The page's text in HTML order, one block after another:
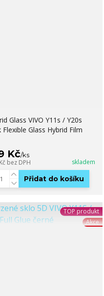
Glass VIVO Y11s / Y20s
Flexible Glass Hybrid Film
Kč/ks
bez DPH skladem
Přidat do košíku
TOP produkt
Akce